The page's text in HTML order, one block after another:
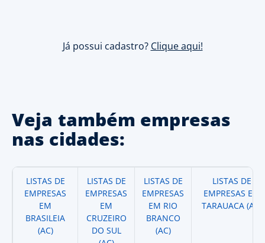
Já possui cadastro? Clique aqui!
Veja também empresas
nas cidades:
LISTAS DE
EMPRESAS
EM
BRASILEIA
(AC)
LISTAS DE
EMPRESAS
EM
CRUZEIRO
DO SUL
LISTAS DE
EMPRESAS
EM RIO
BRANCO
(AC)
LISTAS DE
EMPRESAS EM
TARAUACA (AC)